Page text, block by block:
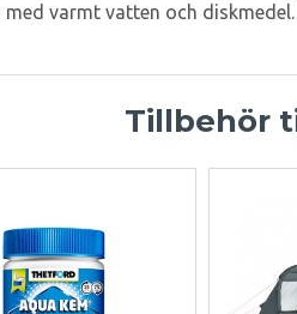
varmt vatten och
Tillbehör